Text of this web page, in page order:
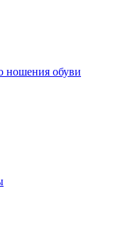
ношения обуви